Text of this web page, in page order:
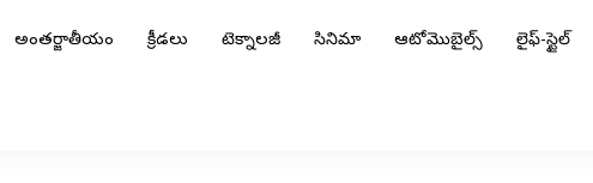
అంతర్జాతీయం క్రీడలు టెక్నాలజీ సినిమా ఆటోమొబైల్స్ లైఫ్-స్టైల్